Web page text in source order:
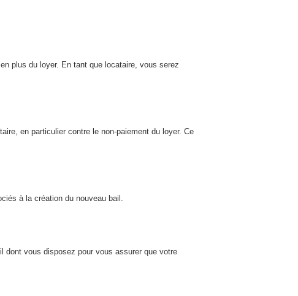
plus du loyer. En tant que locataire, vous serez
en particulier contre le non-paiement du loyer. Ce
à la création du nouveau bail.
dont vous disposez pour vous assurer que votre